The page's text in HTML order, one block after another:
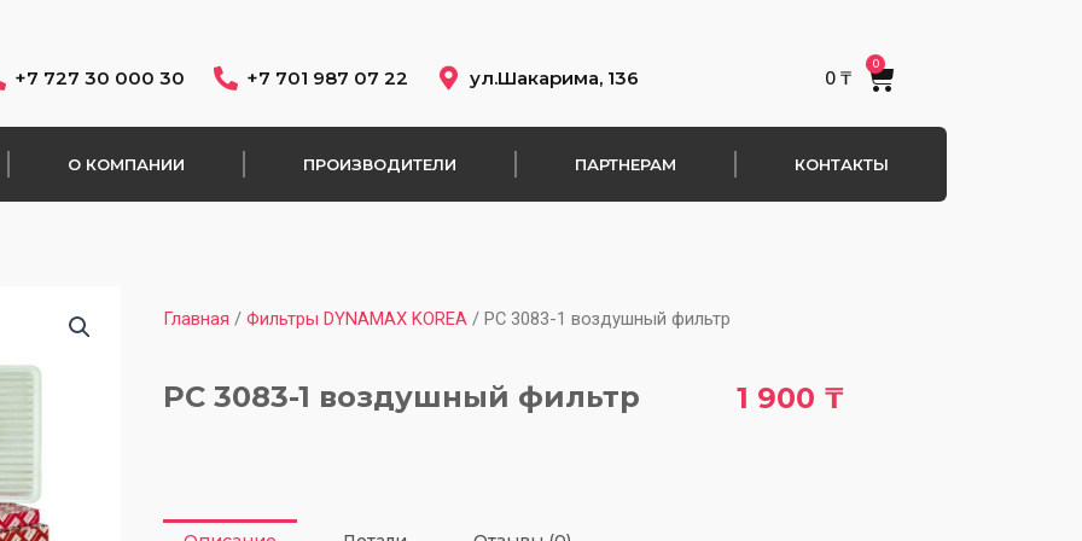
+7 727 30 000 30 +7 701 987 07 22 ул.Шакарима, 136 0 ₸
0 Cart
О КОМПАНИИ ПРОИЗВОДИТЕЛИ ПАРТНЕРАМ КОНТАКТЫ
Главная / Фильтры DYNAMAX KOREA / PC 3083-1 воздушный фильтр
PC 3083-1 воздушный фильтр 1 900 ₸